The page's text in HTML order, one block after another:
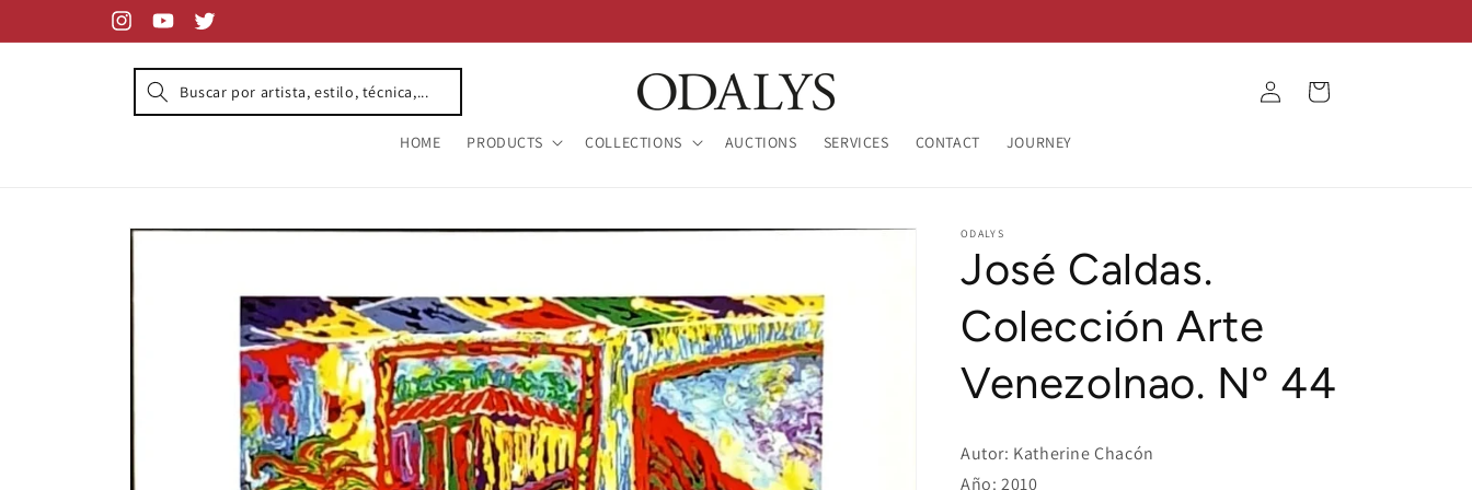
InstagramYouTubeTwitter
HOME PRODUCTS COLLECTIONS AUCTIONS SERVICES CONTACT JOURNEY
Log
in
Cart
Skip to
ODALYS
José Caldas.
Colección Arte
Venezolnao. Nº 44
Autor: Katherine Chacón
Año: 2010